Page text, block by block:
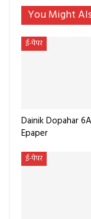
You Might
ई-पेपर
Dainik Dopahar
Epaper
ई-पेपर